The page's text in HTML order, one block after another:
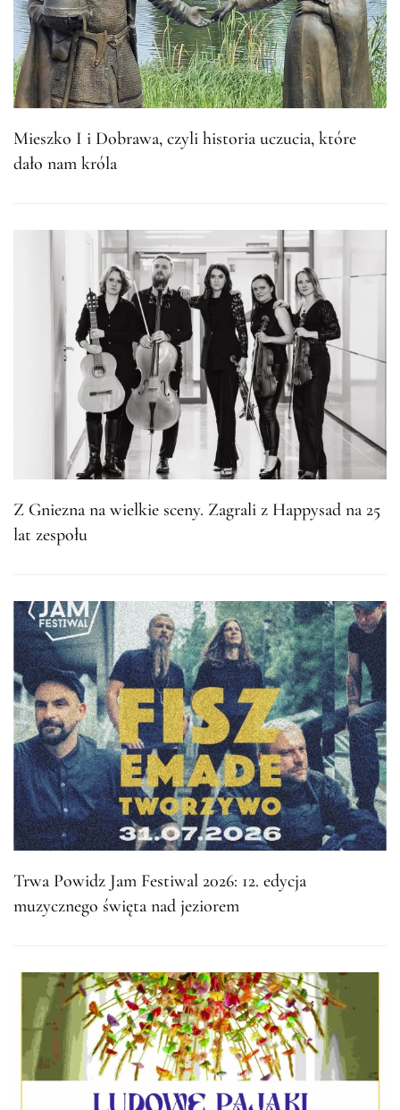
Mieszko I i Dobrawa, czyli historia uczucia, które
dało nam króla
Z Gniezna na wielkie sceny. Zagrali z Happysad na 25
lat zespołu
Trwa Powidz Jam Festiwal 2026: 12. edycja
muzycznego święta nad jeziorem